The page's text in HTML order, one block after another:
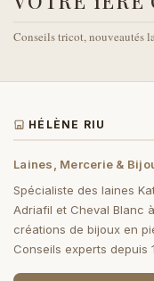
Conseils tricot, nouveautés
HÉLÈNE RIU
Laines, Mercerie &
Spécialiste des laines
Adriafil et Cheval Blanc
créations de bijoux en
Conseils experts depuis